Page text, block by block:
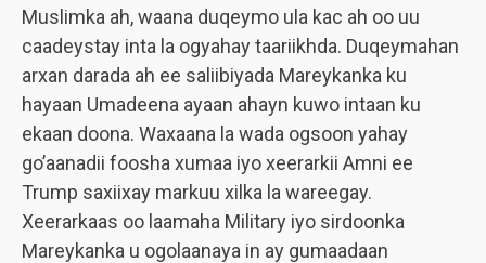
Muslimka ah, waana duqeymo ula kac ah oo uu
caadeystay inta la ogyahay taariikhda. Duqeymahan
arxan darada ah ee saliibiyada Mareykanka ku
hayaan Umadeena ayaan ahayn kuwo intaan ku
ekaan doona. Waxaana la wada ogsoon yahay
go’aanadii foosha xumaa iyo xeerarkii Amni ee
Trump saxiixay markuu xilka la wareegay.
Xeerarkaas oo laamaha Military iyo sirdoonka
Mareykanka u ogolaanaya in ay gumaadaan